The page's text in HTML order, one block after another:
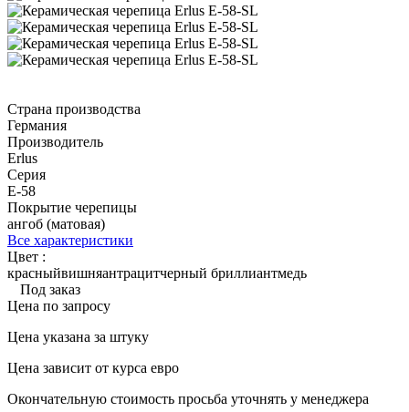
Страна производства
Германия
Производитель
Erlus
Серия
E-58
Покрытие черепицы
ангоб (матовая)
Все характеристики
Цвет :
красныйвишняантрацитчерный бриллиантмедь
Под заказ
Цена по запросу
Цена указана за штуку
Цена зависит от курса евро
Окончательную стоимость просьба уточнять у менеджера